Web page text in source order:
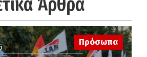
Πρόσωπα